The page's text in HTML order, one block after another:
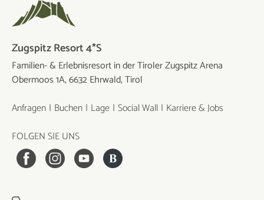
Zugspitz Resort 4*S
Familien- & Erlebnisresort in der Tiroler Zugspitz Arena
Obermoos 1A, 6632 Ehrwald, Tirol
Anfragen Buchen Lage Social Wall Karriere & Jobs
FOLGEN SIE UNS